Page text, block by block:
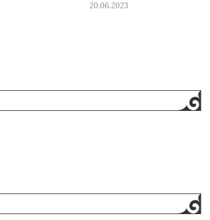
20.06.2023